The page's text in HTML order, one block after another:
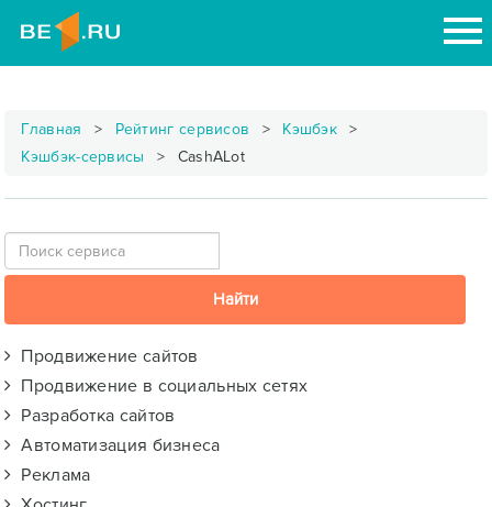
Главная Рейтинг сервисов
Кэшбэк
Кэшбэк-сервисы
CashALot
Продвижение сайтов
Продвижение в социальных сетях
Разработка сайтов
Автоматизация бизнеса
Реклама